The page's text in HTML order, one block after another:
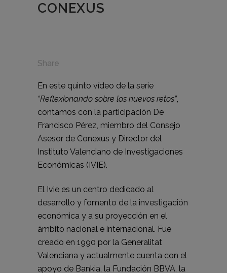
CONEXUS
Share
En este quinto vídeo de la serie
“Reflexionando sobre los nuevos retos”,
contamos con la participación De
Francisco Pérez, miembro del Consejo
Asesor de Conexus y Director del
Instituto Valenciano de Investigaciones
Económicas (IVIE).
El Ivie es un centro dedicado al
desarrollo y fomento de la investigación
económica y a su proyección en el
ámbito nacional e internacional. Fue
creado en 1990 por la Generalitat
Valenciana y actualmente cuenta con el
apoyo de Bankia, la Fundación BBVA, la